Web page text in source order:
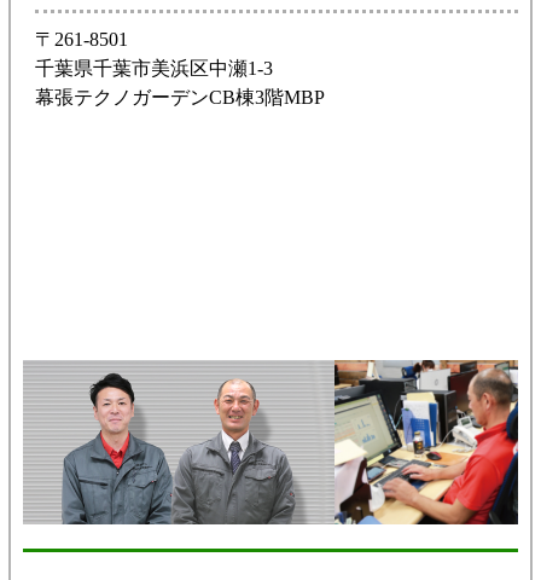
〒261-8501
千葉県千葉市美浜区中瀬1-3
幕張テクノガーデンCB棟3階MBP